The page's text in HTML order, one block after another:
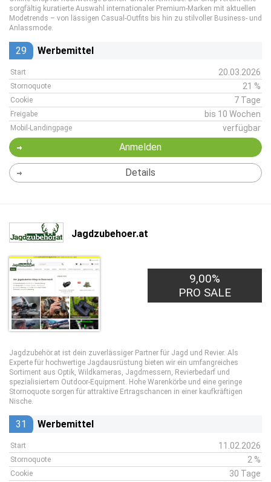
sorgfältig kuratierte Auswahl internationaler Premium-Marken mit aktuellen
Modetrends – von lässigen Casual-Outfits bis hin zu stilvoller Business- und
Anlassmode.
29 Werbemittel
Start 20.03.2026
Stornoquote 21 %
Cookie 7 Tage
Freigabe bis 10 Wochen
Mobil-Landingpage verfügbar
Anmelden
Details
Jagdzubehoer.at
9,00%
PRO SALE
Jagdzubehör.at ist dein zuverlässiger Partner für Jagd und Revier. Als
Experte für hochwertige Jagdausrüstung bieten wir ein umfangreiches
Sortiment aus Optik, Wildkameras, Jagdmessern, Revierbedarf und
spezialisiertem Outdoor-Equipment. Hohe Warenkörbe und eine geringe
Stornoquote sorgen für attraktive Ertragschancen in einer kaufkräftigen
Nische.
31 Werbemittel
Start 11.02.2026
Stornoquote 2 %
Cookie 30 Tage